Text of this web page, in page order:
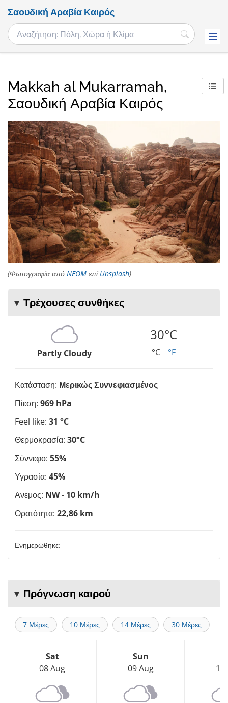
Σαουδική Αραβία Καιρός
Makkah al Mukarramah,
Σαουδική Αραβία Καιρός
(Φωτογραφία από NEOM επί Unsplash)
Τρέχουσες συνθήκες
Partly Cloudy
30°C
°C °F
Κατάσταση: Μερικώς Συννεφιασμένος
Πίεση: 969 hPa
Feel like: 31 °C
Θερμοκρασία: 30°C
Σύννεφο: 55%
Υγρασία: 45%
Ανεμος: NW - 10 km/h
Ορατότητα: 22,86 km
Ενημερώθηκε:
Πρόγνωση καιρού
7 Μέρες 10 Μέρες 14 Μέρες 30 Μέρες
Sat
08 Aug
Sun
09 Aug
10